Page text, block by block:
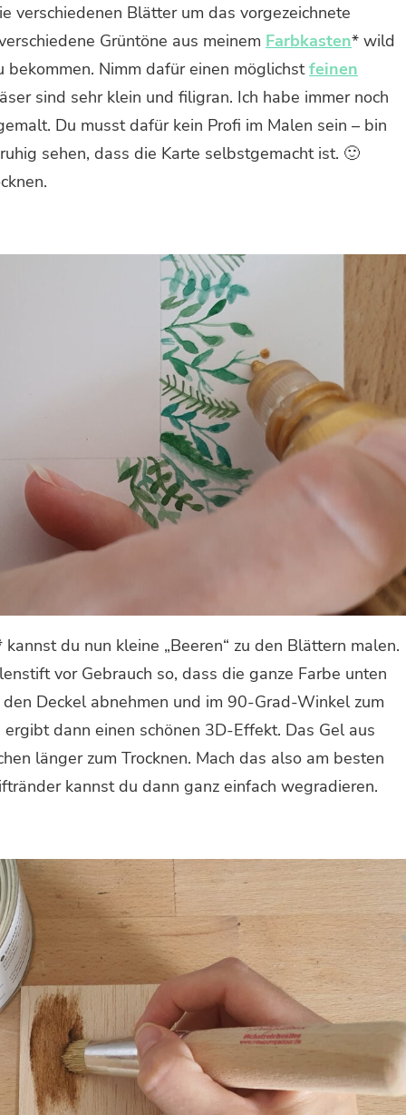
verschiedenen Blätter um das vorgezeichnete
Grüntöne aus meinem Farbkasten* wild
Nimm dafür einen möglichstfeinen
sind sehr klein und filigran. Ich habe immer noch
Du musst dafür kein Profi im Malen sein – bin
sehen, dass die Karte selbstgemacht ist. 🙂
kannst du nun kleine „Beeren“ zu den Blättern malen.
vor Gebrauch so, dass die ganze Farbe unten
Deckel abnehmen und im 90-Grad-Winkel zum
dann einen schönen 3D-Effekt. Das Gel aus
länger zum Trocknen. Mach das also am besten
kannst du dann ganz einfach wegradieren.